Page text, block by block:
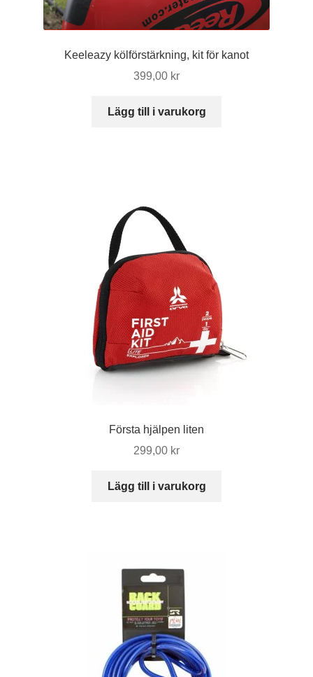
Keeleazy kölförstärkning, kit för kanot
399,00 kr
Lägg till i varukorg
Första hjälpen liten
299,00 kr
Lägg till i varukorg